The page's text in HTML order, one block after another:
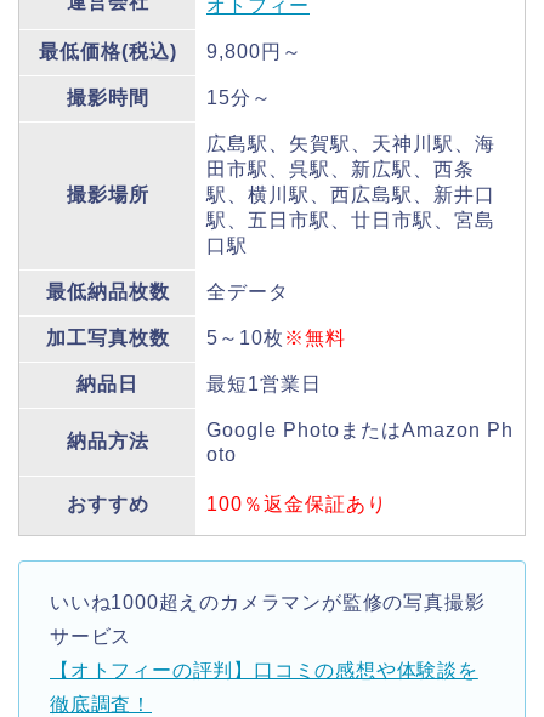
オトフィー
最低価格(税込) 9,800円～
撮影時間 15分～
撮影場所
広島駅、矢賀駅、天神川駅、海
田市駅、呉駅、新広駅、西条
駅、横川駅、西広島駅、新井口
駅、五日市駅、廿日市駅、宮島
口駅
最低納品枚数 全データ
加工写真枚数 5～10枚 ※無料
納品日 最短1営業日
納品方法
Google PhotoまたはAmazon Ph
oto
おすすめ 100％返金保証あり
いいね1000超えのカメラマンが監修の写真撮影
サービス
【オトフィーの評判】口コミの感想や体験談を
徹底調査！